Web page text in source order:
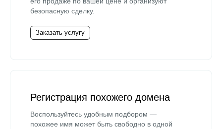
безопасную сделку.
Заказать услугу
Регистрация похожего домена
Воспользуйтесь удобным подбором —
похожее имя может быть свободно в одной